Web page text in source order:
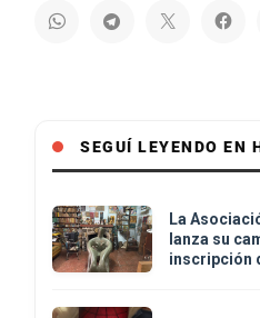
SEGUÍ LEYENDO EN
La
lanza su
inscripción